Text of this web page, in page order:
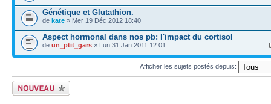
Génétique et Glutathion.
de kate » Mer 19 Déc 2012 18:40
Aspect hormonal dans nos pb: l'impact du cortisol
de un_ptit_gars » Lun 31 Jan 2011 12:01
Afficher les sujets postés depuis:
Ecrire un nouveau
sujet